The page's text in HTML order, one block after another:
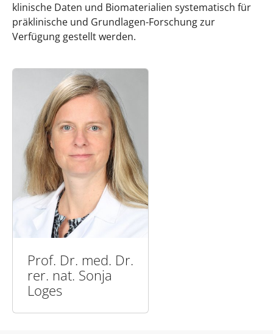
klinische Daten und Biomaterialien systematisch für
präklinische und Grundlagen-Forschung zur
Verfügung gestellt werden.
Prof. Dr. med. Dr.
rer. nat. Sonja
Loges